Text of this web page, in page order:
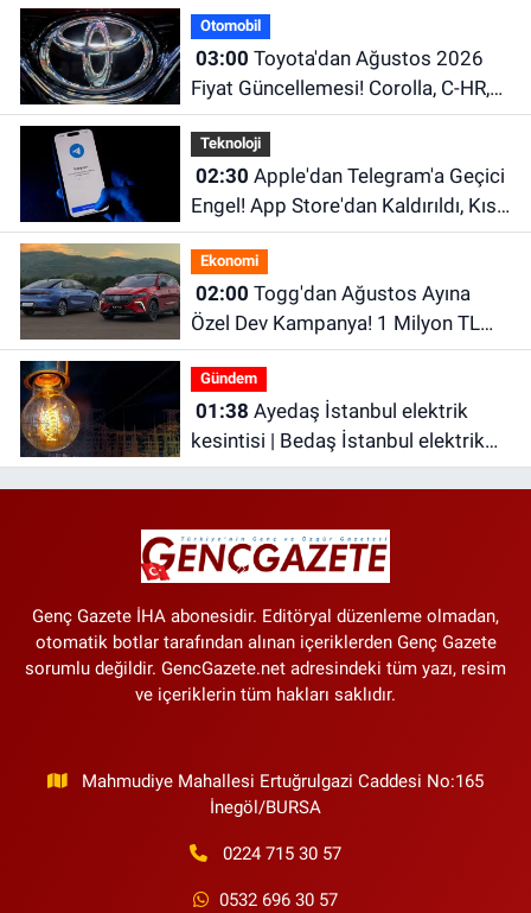
Otomobil
03:00
Fiyat Güncellemesi! Corolla, C-HR,
RAV4 ve Hilux'un Yeni Fiyatları Belli
Oldu
Teknoloji
02:30
Engel! App Store'dan Kaldırıldı, Kısa
Süre Sonra Geri Döndü
Ekonomi
02:00
Özel Dev Kampanya! 1 Milyon TL
Faizsiz Kredi ve Şarj İndirimi Fırsatı
Gündem
01:38
kesintisi | Bedaş İstanbul elektrik
kesintisi | İstanbul’da 21 ilçede
Genç Gazete İHA abonesidir. Editöryal düzenleme olmadan,
otomatik botlar tarafından alınan içeriklerden Genç Gazete
sorumlu değildir. GencGazete.net adresindeki tüm yazı, resim
ve içeriklerin tüm hakları saklıdır.
Mahmudiye Mahallesi Ertuğrulgazi Caddesi No:165
İnegöl/BURSA
0224 715 30 57
0532 696 30 57